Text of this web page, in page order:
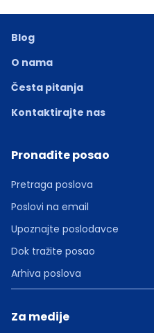
Blog
O nama
Česta pitanja
Kontaktirajte nas
Pronađite posao
Pretraga poslova
Poslovi na email
Upoznajte poslodavce
Dok tražite posao
Arhiva poslova
Za medije